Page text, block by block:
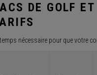
DE GOLF
nécessaire pour que votre